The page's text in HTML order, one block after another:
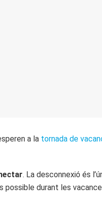
a la tornada de
. La desconnexió és
possible durant les